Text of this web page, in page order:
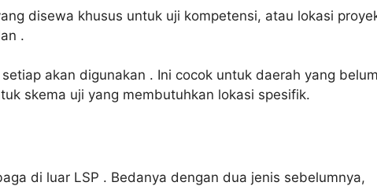
disewa khusus untuk uji kompetensi, atau lokasi
.
akan digunakan . Ini cocok untuk daerah yang belum
skema uji yang membutuhkan lokasi spesifik.
di luar LSP . Bedanya dengan dua jenis sebelumnya,